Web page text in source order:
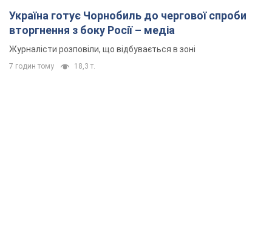
Україна готує Чорнобиль до чергової спроби
вторгнення з боку Росії – медіа
Журналісти розповіли, що відбувається в зоні
7 годин тому 18,3 т.